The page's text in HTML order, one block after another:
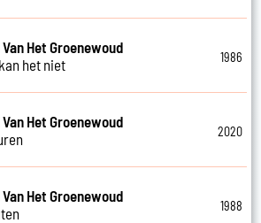
Het Groenewoud
het niet
1986
Het Groenewoud
2020
Het Groenewoud
1988